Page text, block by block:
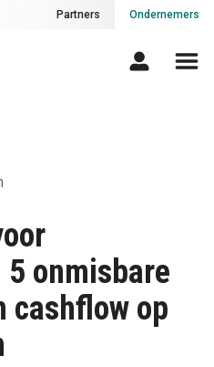
Partners Ondernemers
onmisbare
cashflow op